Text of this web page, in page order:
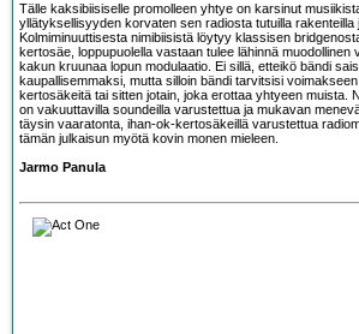
Tälle kaksibiisiselle promolleen yhtye on karsinut
yllätyksellisyyden korvaten sen radiosta tutuilla rakenteilla
Kolmiminuuttisesta nimibiisistä löytyy klassisen
kertosäe, loppupuolella vastaan tulee lähinnä muodollinen
kakun kruunaa lopun modulaatio. Ei sillä, etteikö bändi
kaupallisemmaksi, mutta silloin bändi tarvitsisi
kertosäkeitä tai sitten jotain, joka erottaa yhtyeen muista.
on vakuuttavilla soundeilla varustettua ja mukavan
täysin vaaratonta, ihan-ok-kertosäkeillä varustettua
tämän julkaisun myötä kovin monen mieleen.
Jarmo Panula